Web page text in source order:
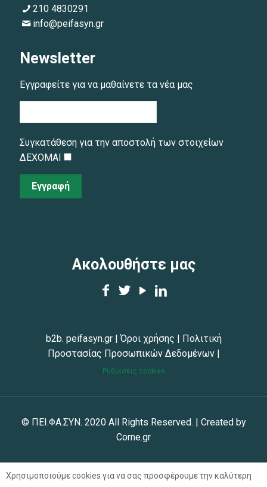
210 4830291
info@peifasyn.gr
Newsletter
Εγγραφείτε για να μαθαίνετε τα νέα μας
Συγκατάθεση για την αποστολή των στοιχείων
ΔΕΧΟΜΑΙ
Εγγραφή
Ακολουθήστε μας
b2b. peifasyn.gr|Όροι χρήσης | Πολιτική
Προστασίας Προσωπικών Δεδομένων|
Ρυθμίσεις cookies
© ΠΕΙ.ΦΑ.ΣΥΝ. 2020 All Rights Reserved. | Created by
Corne.gr
Χρησιμοποιούμε cookies για να σας προσφέρουμε την καλύτερη